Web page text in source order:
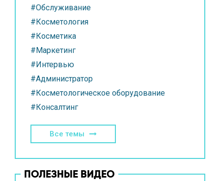
#Обслуживание
#Косметология
#Косметика
#Маркетинг
#Интервью
#Администратор
#Косметологическое оборудование
#Консалтинг
Все темы
ПОЛЕЗНЫЕ ВИДЕО